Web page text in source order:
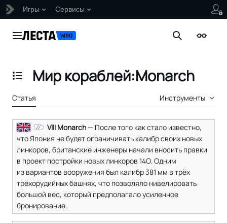
Игры Сервисы
Главное меню Поиск
Отобразить/Скрыть содержание
Мир кораблей:Monarch
Статья Инструменты
VIII Monarch— После того как стало известно,
что Япония не будет ограничивать калибр своих новых
линкоров, британские инженеры начали вносить правки
в проект постройки новых линкоров 14O. Одним
из вариантов вооружения был калибр 381 мм в трёх
трёхорудийных башнях, что позволяло нивелировать
большой вес, который предполагало усиленное
бронирование.